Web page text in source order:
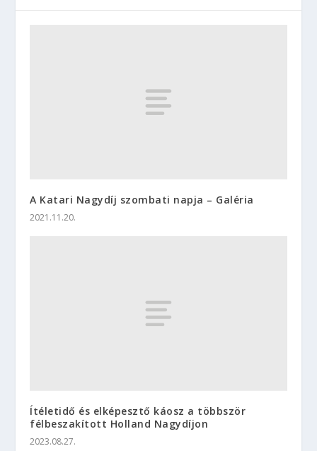
A Katari Nagydíj szombati napja – Galéria
2021.11.20.
Ítéletidő és elképesztő káosz a többször
félbeszakított Holland Nagydíjon
2023.08.27.